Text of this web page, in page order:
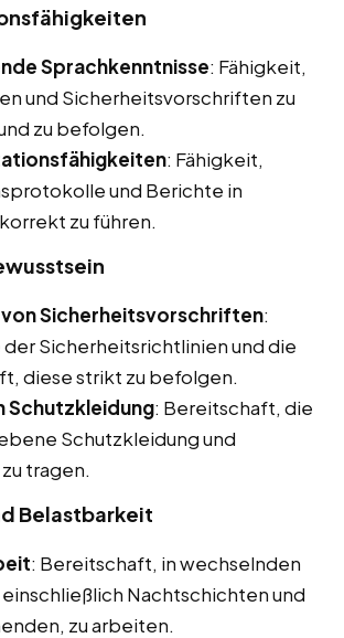
Sprachkenntnisse: Fähigkeit,
und Sicherheitsvorschriften zu
zu befolgen.
: Fähigkeit,
und Berichte in
zu führen.
von Sicherheitsvorschriften:
der Sicherheitsrichtlinien und die
diese strikt zu befolgen.
Schutzkleidung: Bereitschaft, die
Schutzkleidung und
tragen.
Belastbarkeit
: Bereitschaft, in wechselnden
Nachtschichten und
zu arbeiten.